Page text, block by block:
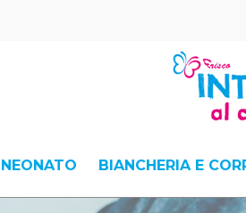
NEONATO BIANCHERIA E